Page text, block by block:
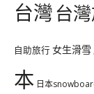
台灣台
自助旅行 女生滑雪
本 日本